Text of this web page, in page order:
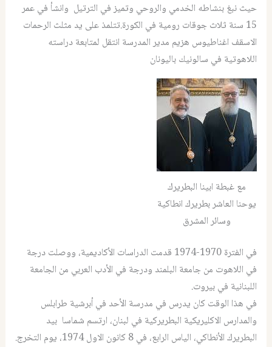
حيث نبغ بنشاطه الخدمي والروحي وتميز في الترتيل وانشأ في عمر
15 سنة ثلاث جوقات رومية في الكورة.تتلمذ على يد مثلث الرحمات
الاسقف اغناطيوس هزيم مدير المدرسة انتقل لمتابعة دراسته
اللاهوتية في سالونيك باليونان
مع غبطة ابينا البطريرك
يوحنا العاشر بطريرك انطاكية
وسائر المشرق
في الفترة 1970-1974 قدمت الدراسات الأكاديمية، ووصلت درجة
في اللاهوت من جامعة البلمند ودرجة في الأدب العربي من الجامعة
اللبنانية في بيروت.
في هذا الوقت كان يدرس في مدرسة الأحد في أبرشية طرابلس
والمدارس الاكليريكية البطريركية في لبنان، ارتسم شماسا بيد
البطريرك الأنطاكي، الياس الرابع، في 8 كانون الاول 1974، يوم التخرج.